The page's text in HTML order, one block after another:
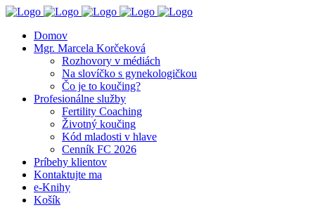
Domov
Mgr. Marcela Korčeková
Rozhovory v médiách
Na slovíčko s gynekologičkou
Čo je to koučing?
Profesionálne služby
Fertility Coaching
Životný koučing
Kód mladosti v hlave
Cenník FC 2026
Príbehy klientov
Kontaktujte ma
e-Knihy
Košík